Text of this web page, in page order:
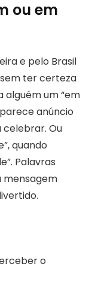
ou em
e pelo Brasil
ter certeza
alguém um “em
anúncio
celebrar. Ou
quando
Palavras
mensagem
o